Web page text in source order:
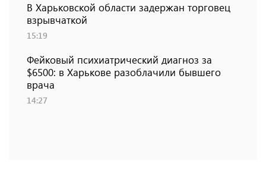
В Харьковской области задержан торговец
взрывчаткой
15:19
Фейковый психиатрический диагноз за
$6500: в Харькове разоблачили бывшего
врача
14:27